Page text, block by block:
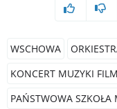
WSCHOWA
KONCERT MUZYKI
PAŃSTWOWA SZKOŁA